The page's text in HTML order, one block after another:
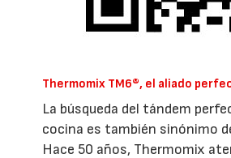
Thermomix TM6®, el aliado
La búsqueda del tándem
cocina es también sinónimo
Hace 50 años, Thermomix